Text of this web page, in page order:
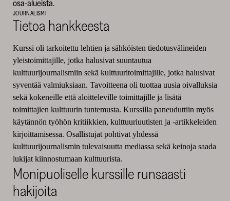
osa-alueista.
JOURNALISMI
Tietoa hankkeesta
Kurssi oli tarkoitettu lehtien ja sähköisten tiedotusvälineiden
yleistoimittajille, jotka halusivat suuntautua
kulttuurijournalismiin sekä kulttuuritoimittajille, jotka halusivat
syventää valmiuksiaan. Tavoitteena oli tuottaa uusia oivalluksia
sekä kokeneille että aloitteleville toimittajille ja lisätä
toimittajien kulttuurin tuntemusta. Kurssilla paneuduttiin myös
käytännön työhön kritiikkien, kulttuuriuutisten ja -artikkeleiden
kirjoittamisessa. Osallistujat pohtivat yhdessä
kulttuurijournalismin tulevaisuutta mediassa sekä keinoja saada
lukijat kiinnostumaan kulttuurista.
Monipuoliselle kurssille runsaasti
hakijoita